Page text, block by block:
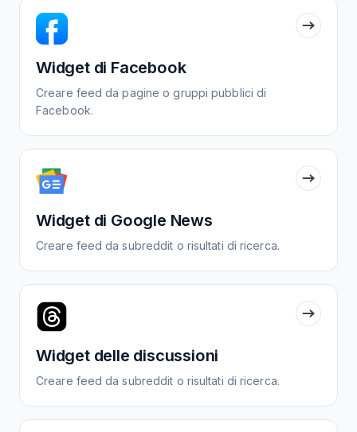
Widget di Facebook
Creare feed da pagine o gruppi pubblici di
Facebook.
Widget di Google News
Creare feed da subreddit o risultati di ricerca.
Widget delle discussioni
Creare feed da subreddit o risultati di ricerca.